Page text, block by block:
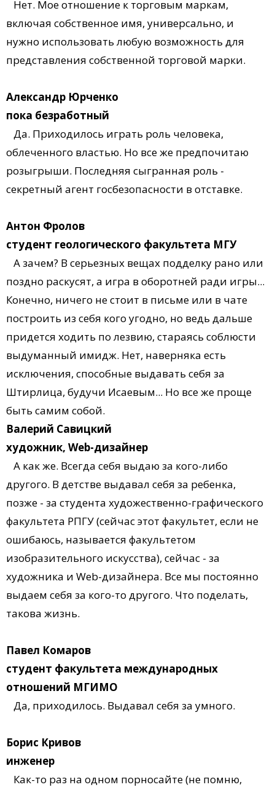
Нет. Мое отношение к торговым маркам,
включая собственное имя, универсально, и
нужно использовать любую возможность для
представления собственной торговой марки.
Александр Юрченко
пока безработный
Да. Приходилось играть роль человека,
облеченного властью. Но все же предпочитаю
розыгрыши. Последняя сыгранная роль -
секретный агент госбезопасности в отставке.
Антон Фролов
студент геологического факультета МГУ
А зачем? В серьезных вещах подделку рано или
поздно раскусят, а игра в оборотней ради игры...
Конечно, ничего не стоит в письме или в чате
построить из себя кого угодно, но ведь дальше
придется ходить по лезвию, стараясь соблюсти
выдуманный имидж. Нет, наверняка есть
исключения, способные выдавать себя за
Штирлица, будучи Исаевым... Но все же проще
быть самим собой.
Валерий Савицкий
художник, Web-дизайнер
А как же. Всегда себя выдаю за кого-либо
другого. В детстве выдавал себя за ребенка,
позже - за студента художественно-графического
факультета РПГУ (сейчас этот факультет, если не
ошибаюсь, называется факультетом
изобразительного искусства), сейчас - за
художника и Web-дизайнера. Все мы постоянно
выдаем себя за кого-то другого. Что поделать,
такова жизнь.
Павел Комаров
студент факультета международных
отношений МГИМО
Да, приходилось. Выдавал себя за умного.
Борис Кривов
инженер
Как-то раз на одном порносайте (не помню,